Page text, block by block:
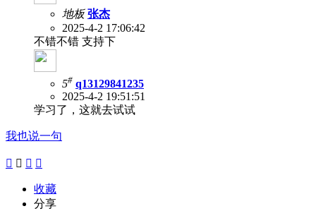
地板 张杰
2025-4-2 17:06:42
不错不错 支持下
5# q13129841235
2025-4-2 19:51:51
学习了，这就去试试
我也说一句
   
收藏
分享